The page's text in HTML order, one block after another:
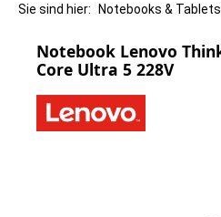
Sie sind hier: Notebooks & Tablets
Notebook Lenovo
Core Ultra 5 228V